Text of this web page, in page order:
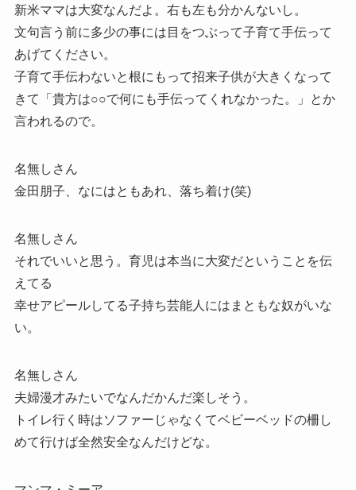
新米ママは大変なんだよ。右も左も分かんないし。
文句言う前に多少の事には目をつぶって子育て手伝って
あげてください。
子育て手伝わないと根にもって招来子供が大きくなって
きて「貴方は○○で何にも手伝ってくれなかった。」とか
言われるので。
名無しさん
金田朋子、なにはともあれ、落ち着け(笑)
名無しさん
それでいいと思う。育児は本当に大変だということを伝
えてる
幸せアピールしてる子持ち芸能人にはまともな奴がいな
い。
名無しさん
夫婦漫才みたいでなんだかんだ楽しそう。
トイレ行く時はソファーじゃなくてベビーベッドの柵し
めて行けば全然安全なんだけどな。